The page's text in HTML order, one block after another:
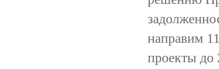
направим
проекты до